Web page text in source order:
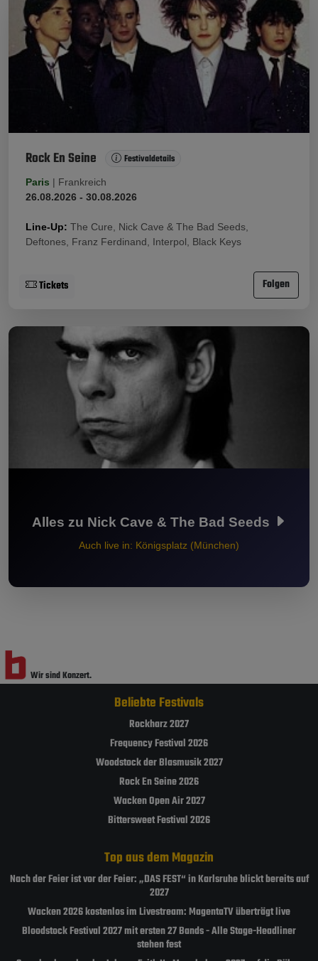
Rock En Seine Festivaldetails
Paris | Frankreich
26.08.2026 - 30.08.2026
Line-Up: The Cure, Nick Cave & The Bad Seeds,
Deftones, Franz Ferdinand, Interpol, Black Keys
Tickets Folgen
Alles zu Nick Cave & The Bad Seeds
Auch live in: Königsplatz (München)
Wir sind Konzert.
Beliebte Festivals
Rockharz 2027
Frequency Festival 2026
Woodstock der Blasmusik 2027
Rock En Seine 2026
Wacken Open Air 2027
Bittersweet Festival 2026
Top aus dem Magazin
Nach der Feier ist vor der Feier: „DAS FEST“ in Karlsruhe blickt bereits auf
2027
Wacken 2026 kostenlos im Livestream: MagentaTV überträgt live
Bloodstock Festival 2027 mit ersten 27 Bands - Alle Stage-Headliner
stehen fest